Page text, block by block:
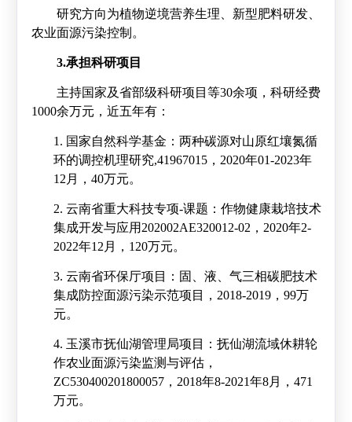
研究方向为植物逆境营养生理、新型肥料研发、
农业面源污染控制。
3.承担科研项目
主持国家及省部级科研项目等30余项，科研经费
1000余万元，近五年有：
1. 国家自然科学基金： 两种碳源对山原红壤氮循
环的调控机理研究,41967015， 2020年01-2023年
12 月， 40万元。
2. 云南省重大科技专项-课题：作物健康栽培技术
集成开发与应用 202002AE320012-02 ， 2020年2-
2022年12 月， 120万元。
3. 云南省环保厅项目：固、液、气三相碳肥技术
集成防控面源污染示范项目， 2018-2019， 99万
元。
4. 玉溪市抚仙湖管理局项目：抚仙湖流域休耕轮
作农业面源污染监测与评估，
ZC530400201800057， 2018年8-2021年8月， 471
万元。